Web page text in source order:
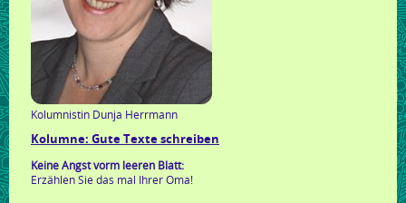
Kolumnistin Dunja Herrmann
Kolumne: Gute Texte schreiben
Keine Angst vorm leeren Blatt:
Erzählen Sie das mal Ihrer Oma!